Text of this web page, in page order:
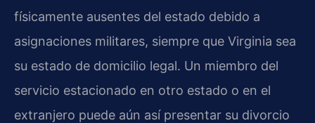
físicamente ausentes del estado debido a
asignaciones militares, siempre que Virginia sea
su estado de domicilio legal. Un miembro del
servicio estacionado en otro estado o en el
extranjero puede aún así presentar su divorcio